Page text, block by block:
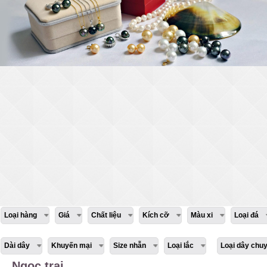
Loại hàng Giá Chất liệu Kích cỡ Màu xi Loại đá
Dài dây Khuyến mại Size nhẫn Loại lắc Loại dây